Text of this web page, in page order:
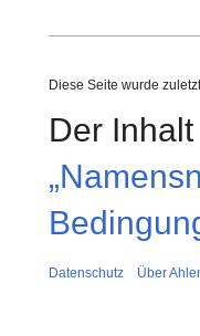
Diese Seite wurde
Der
Datenschutz Über